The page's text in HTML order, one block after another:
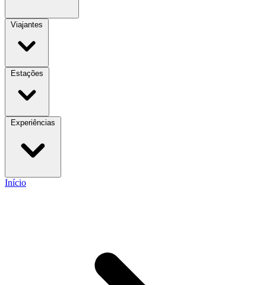
Viajantes
Estações
Experiências
Início